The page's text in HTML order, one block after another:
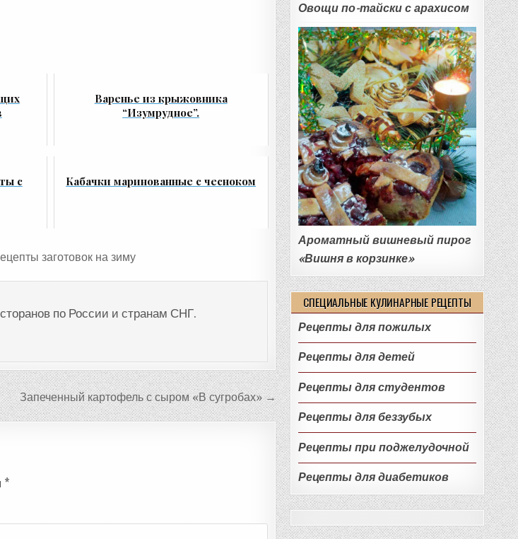
Варенье из крыжовника
“Изумрудное”.
с
Кабачки маринованные с чесноком
заготовок на зиму
по России и странам СНГ.
Запеченный картофель с сыром «В сугробах» →
*
Овощи по-тайски с арахисом
Ароматный вишневый пирог
«Вишня в корзинке»
СПЕЦИАЛЬНЫЕ КУЛИНАРНЫЕ РЕЦЕПТЫ
Рецепты для пожилых
Рецепты для детей
Рецепты для студентов
Рецепты для беззубых
Рецепты при поджелудочной
Рецепты для диабетиков